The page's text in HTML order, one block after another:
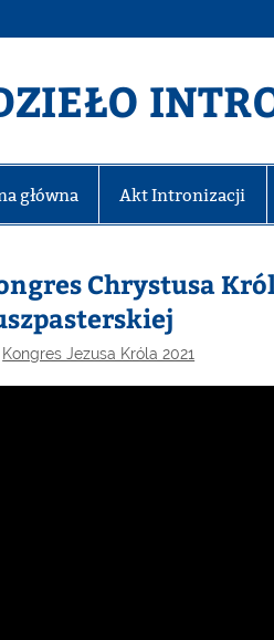
główna Akt Intronizacji
Chrystusa
Kongres Jezusa Króla 2021